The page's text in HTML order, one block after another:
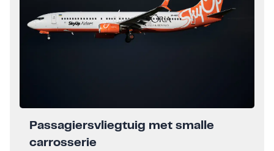
Passagiersvliegtuig met smalle
carrosserie